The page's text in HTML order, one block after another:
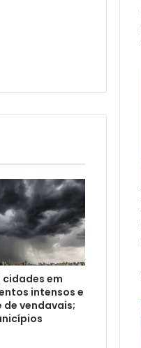
cidades em
intensos e
vendavais;